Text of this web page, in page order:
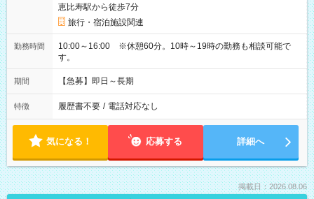
恵比寿駅から徒歩7分
旅行・宿泊施設関連
勤務時間
10:00～16:00 ※休憩60分。10時～19時の勤務も相談可能で
す。
期間 【急募】即日～長期
特徴 履歴書不要 / 電話対応なし
気になる！ 応募する 詳細へ
掲載日：2026.08.06